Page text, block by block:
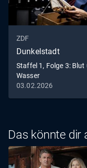
ZDF
Dunkelstadt
Staffel 1, Folge 3: Blut
Wasser
03.02.2026
Das könnte dir